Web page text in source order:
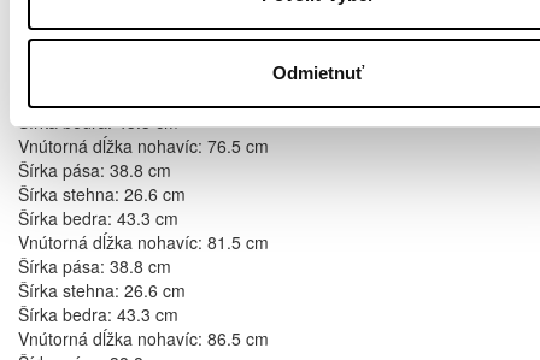
Odmietnuť
Šírka bedra: 42.1 cm
Vnútorná dĺžka nohavíc: 86.5 cm
Šírka stehna: 26 cm
Šírka bedra: 43.3 cm
Vnútorná dĺžka nohavíc: 76.5 cm
Šírka pása: 38.8 cm
Šírka stehna: 26.6 cm
Šírka bedra: 43.3 cm
Vnútorná dĺžka nohavíc: 81.5 cm
Šírka pása: 38.8 cm
Šírka stehna: 26.6 cm
Šírka bedra: 43.3 cm
Vnútorná dĺžka nohavíc: 86.5 cm